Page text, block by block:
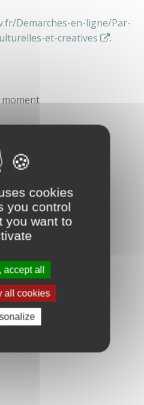
cookies
you control
you want to
accept all
all cookies
Demarches-en-ligne/Par-
et-creatives
.
moment